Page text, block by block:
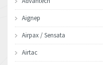
Aignep
Airpax / Sensata
Airtac